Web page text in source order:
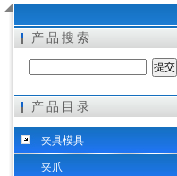
希而科工业控制设备（上海）有限公司
产品搜索
产品目录
夹具模具
夹爪